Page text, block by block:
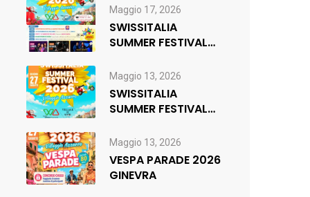
di musica,…
Maggio 17, 2026
SWISSITALIA
SUMMER FESTIVAL
Maggio 13, 2026
SWISSITALIA
SUMMER FESTIVAL
Maggio 13, 2026
VESPA PARADE 2026
GINEVRA